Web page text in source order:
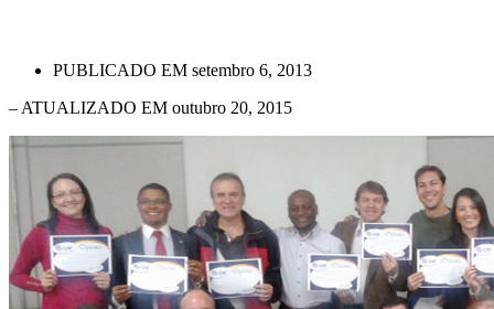
PUBLICADO EM setembro 6, 2013
– ATUALIZADO EM outubro 20, 2015